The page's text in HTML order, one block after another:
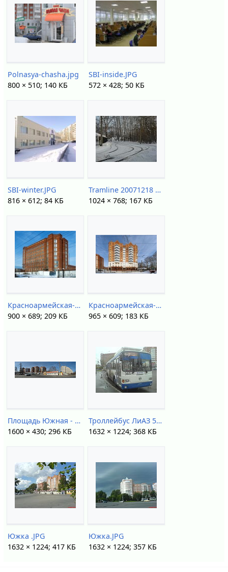
Polnasya-chasha.jpg
800 × 510; 140 КБ
SBI-inside.JPG
572 × 428; 50 КБ
SBI-winter.JPG
816 × 612; 84 КБ
Tramline 20071218 03.JPG
1024 × 768; 167 КБ
Красноармейская-146-DSC70788.jpg
900 × 689; 209 КБ
Красноармейская-148-TskPan-Arch32.jpg
965 × 609; 183 КБ
Площадь Южная - DSC48698-DSC48702.jpg
1600 × 430; 296 КБ
Троллейбус ЛиАЗ 52803.JPG
1632 × 1224; 368 КБ
Южка .JPG
1632 × 1224; 417 КБ
Южка.JPG
1632 × 1224; 357 КБ